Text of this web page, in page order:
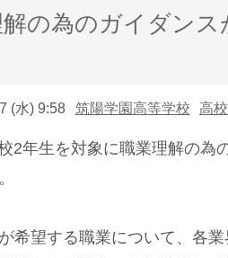
の為のガイダン
(水) 9:58 筑陽学園高等学校 高
2年生を対象に職業理解の為
希望する職業について、各